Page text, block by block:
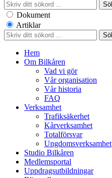
Dokument
Artiklar
Hem
Om Bilkåren
Vad vi gör
Vår organisation
Vår historia
FAQ
Verksamhet
Trafiksäkerhet
Kårverksamhet
Totalförsvar
Ungdomsverksamhet
Studio Bilkåren
Medlemsportal
Uppdragsutbildningar